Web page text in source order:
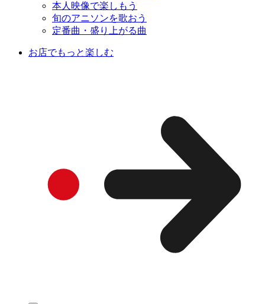
本人映像で楽しもう
旬のアニソンを歌おう
定番曲・盛り上がる曲
お店でもっと楽しむ